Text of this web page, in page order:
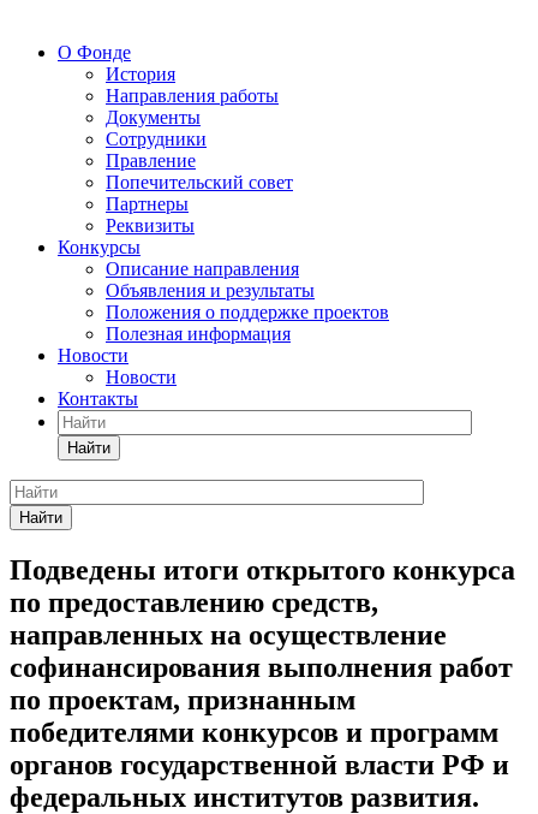
О Фонде
История
Направления работы
Документы
Сотрудники
Правление
Попечительский совет
Партнеры
Реквизиты
Конкурсы
Описание направления
Объявления и результаты
Положения о поддержке проектов
Полезная информация
Новости
Новости
Контакты
Найти
Найти
Подведены итоги открытого конкурса
по предоставлению средств,
направленных на осуществление
софинансирования выполнения работ
по проектам, признанным
победителями конкурсов и программ
органов государственной власти РФ и
федеральных институтов развития.